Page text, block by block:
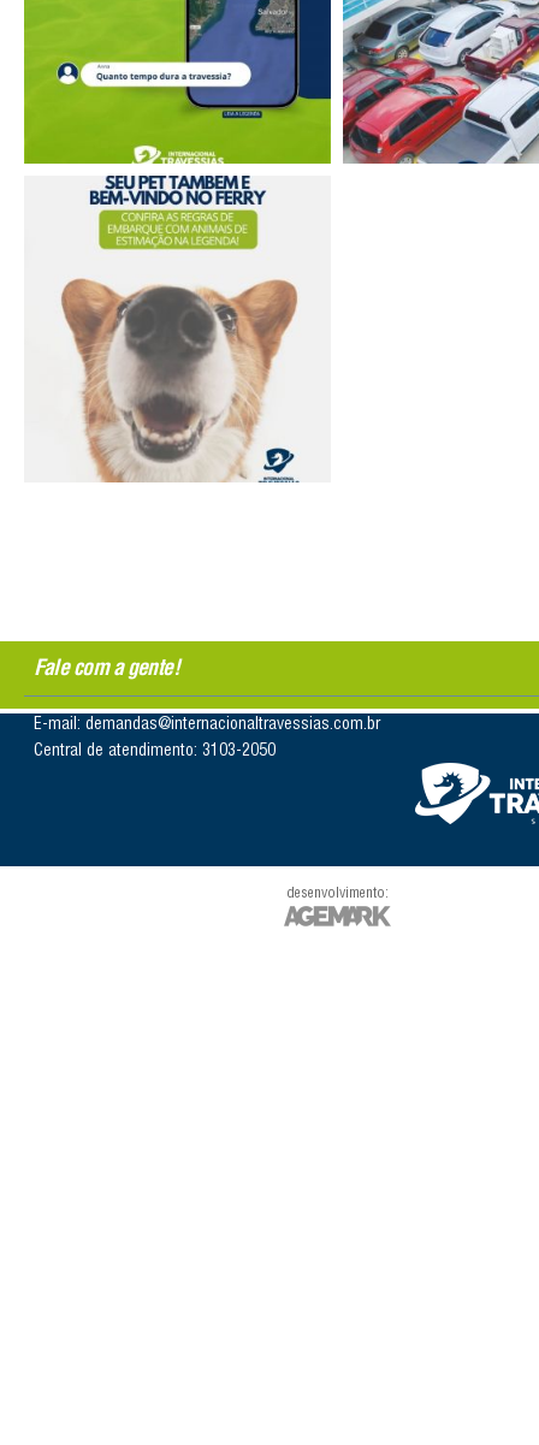
Fale com a gente!
E-mail: demandas@internacionaltravessias.com.br
Central de atendimento: 3103-2050
desenvolvimento: